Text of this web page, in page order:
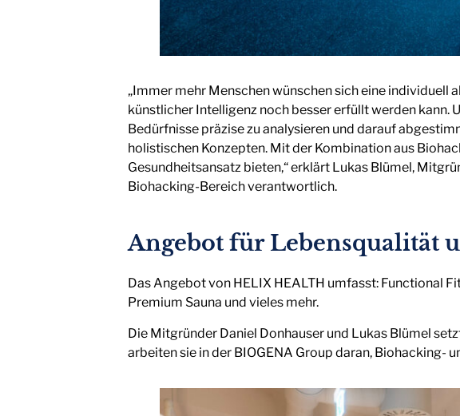
„Immer mehr Menschen wünschen sich eine
künstlicher Intelligenz noch besser erfüllt werden
Bedürfnisse präzise zu analysieren und darauf
holistischen Konzepten. Mit der Kombination aus
Gesundheitsansatz bieten,“ erklärt Lukas Blümel,
Biohacking-Bereich verantwortlich.
Angebot für Lebensqualität
Das Angebot von HELIX HEALTH umfasst: Functional
Premium Sauna und vieles mehr.
Die Mitgründer Daniel Donhauser und Lukas Blümel
arbeiten sie in der BIOGENA Group daran, Biohacking-